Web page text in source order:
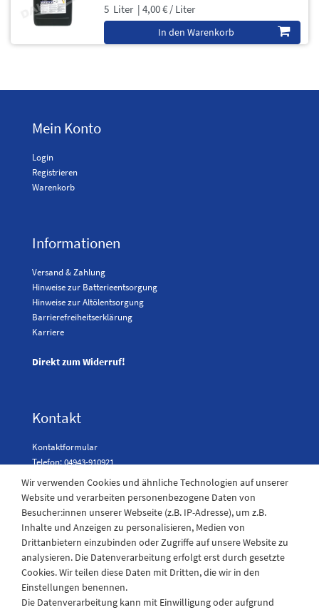
5 Liter | 4,00 € / Liter
In den Warenkorb
Mein Konto
Login
Registrieren
Warenkorb
Informationen
Versand & Zahlung
Hinweise zur Batterieentsorgung
Hinweise zur Altölentsorgung
Barrierefreiheitserklärung
Karriere
Direkt zum Widerruf!
Kontakt
Kontaktformular
Telefon: 04943-910921
Laden Öffnungszeiten
Montag - Freitag
08:30 - 12:30 und 13.00 - 17.30 Uhr
Samstags
08:30 bis 12:30 Uhr
Wir verwenden Cookies und ähnliche Technologien auf unserer
Website und verarbeiten personenbezogene Daten von
Besucher:innen unserer Webseite (z.B. IP-Adresse), um z.B.
Inhalte und Anzeigen zu personalisieren, Medien von
Drittanbietern einzubinden oder Zugriffe auf unsere Website zu
analysieren. Die Datenverarbeitung erfolgt erst durch gesetzte
Cookies. Wir teilen diese Daten mit Dritten, die wir in den
Einstellungen benennen.
Die Datenverarbeitung kann mit Einwilligung oder aufgrund